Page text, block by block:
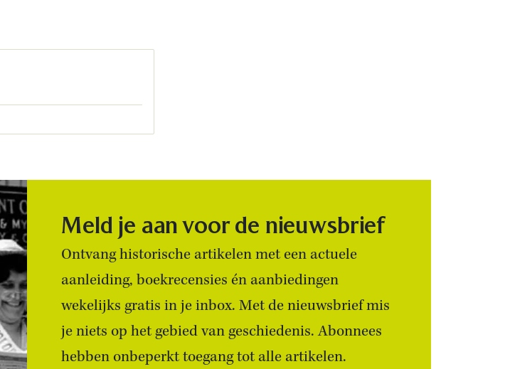
Meld je aan voor de nieuwsbrief
Ontvang historische artikelen met een actuele
aanleiding, boekrecensies én aanbiedingen
wekelijks gratis in je inbox. Met de nieuwsbrief mis
je niets op het gebied van geschiedenis. Abonnees
hebben onbeperkt toegang tot alle artikelen.